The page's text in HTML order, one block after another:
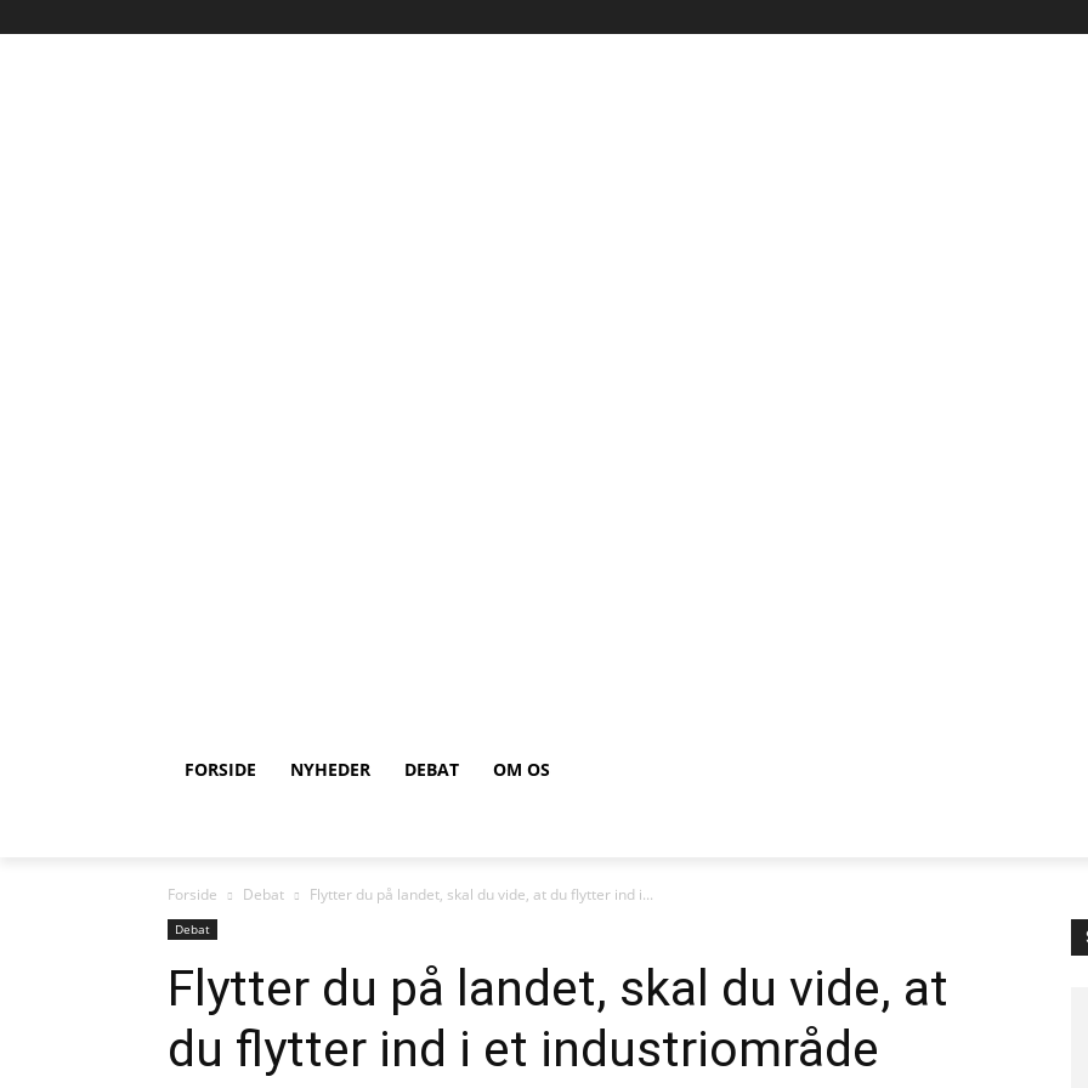
FORSIDE NYHEDER DEBAT OM OS
Forside Debat Flytter du på landet, skal du vide, at du flytter ind i...
Debat
Flytter du på landet, skal du vide, at
du flytter ind i et industriområde